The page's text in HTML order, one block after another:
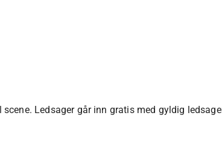
Ledsager går inn gratis med gyldig